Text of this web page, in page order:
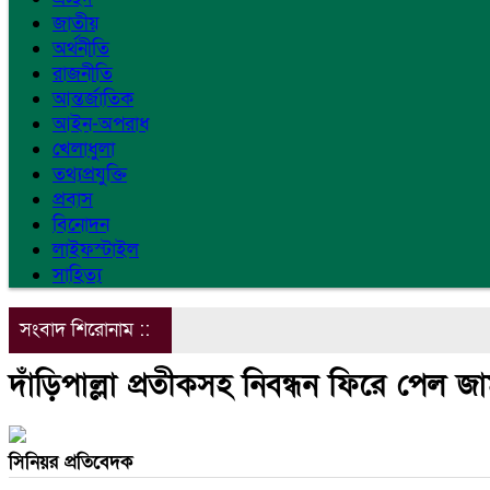
জাতীয়
অর্থনীতি
রাজনীতি
আন্তর্জাতিক
আইন-অপরাধ
খেলাধুলা
তথ্যপ্রযুক্তি
প্রবাস
বিনোদন
লাইফস্টাইল
সাহিত্য
সংবাদ শিরোনাম ::
দাঁড়িপাল্লা প্রতীকসহ নিবন্ধন ফিরে পেল
সিনিয়র প্রতিবেদক